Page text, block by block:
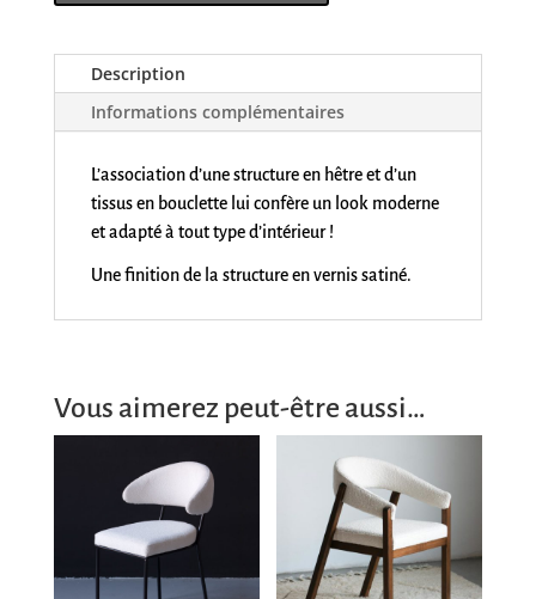
Description
Informations complémentaires
L’association d’une structure en hêtre et d’un
tissus en bouclette lui confère un look moderne
et adapté à tout type d’intérieur !
Une finition de la structure en vernis satiné.
Vous aimerez peut-être aussi…